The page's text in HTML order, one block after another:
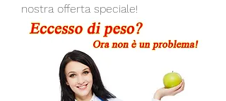
nostra offerta speciale!